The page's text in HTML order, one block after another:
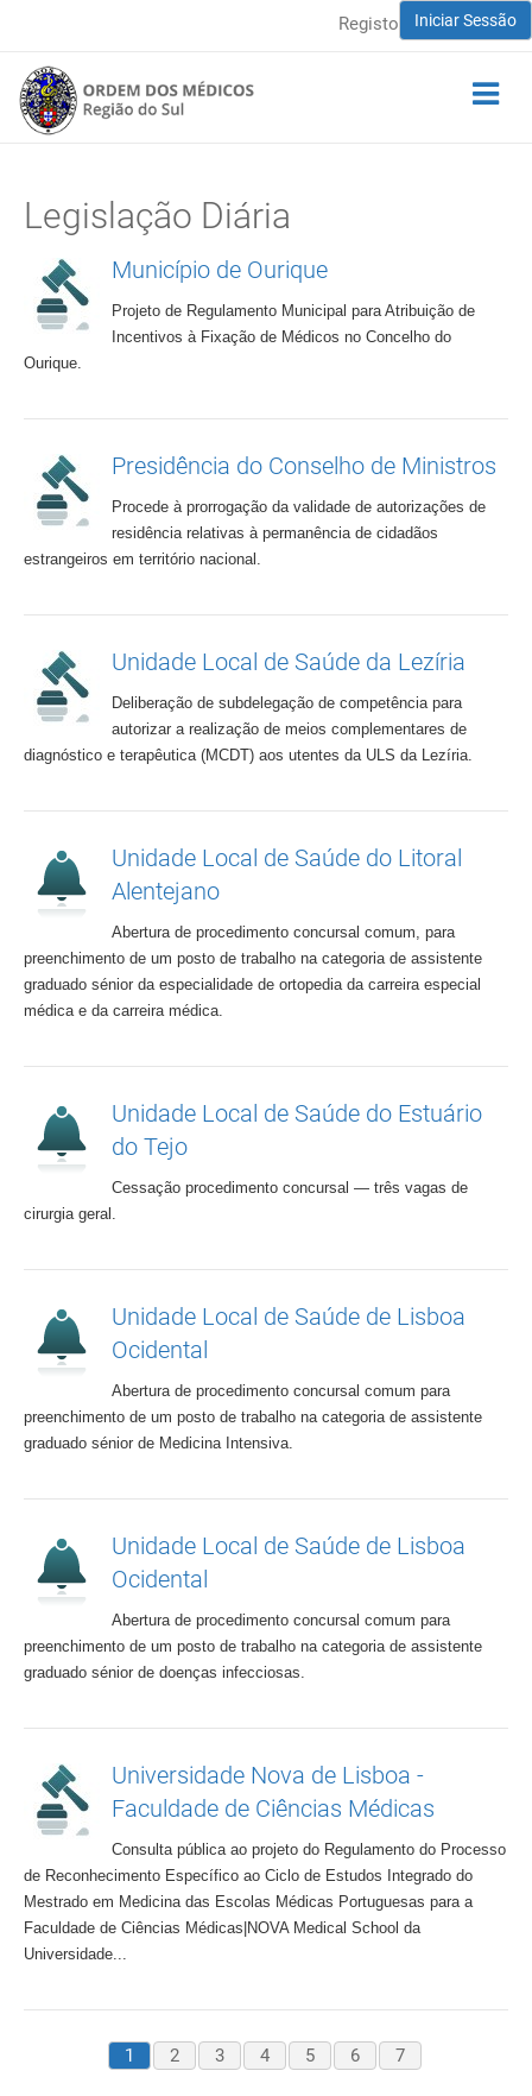
Iniciar Sessão
Registo
Legislação Diária
Município de Ourique
Projeto de Regulamento Municipal para Atribuição de
Incentivos à Fixação de Médicos no Concelho do
Ourique.
Presidência do Conselho de Ministros
Procede à prorrogação da validade de autorizações de
residência relativas à permanência de cidadãos
estrangeiros em território nacional.
Unidade Local de Saúde da Lezíria
Deliberação de subdelegação de competência para
autorizar a realização de meios complementares de
diagnóstico e terapêutica (MCDT) aos utentes da ULS da Lezíria.
Unidade Local de Saúde do Litoral
Alentejano
Abertura de procedimento concursal comum, para
preenchimento de um posto de trabalho na categoria de assistente
graduado sénior da especialidade de ortopedia da carreira especial
médica e da carreira médica.
Unidade Local de Saúde do Estuário
do Tejo
Cessação procedimento concursal ― três vagas de
cirurgia geral.
Unidade Local de Saúde de Lisboa
Ocidental
Abertura de procedimento concursal comum para
preenchimento de um posto de trabalho na categoria de assistente
graduado sénior de Medicina Intensiva.
Unidade Local de Saúde de Lisboa
Ocidental
Abertura de procedimento concursal comum para
preenchimento de um posto de trabalho na categoria de assistente
graduado sénior de doenças infecciosas.
Universidade Nova de Lisboa -
Faculdade de Ciências Médicas
Consulta pública ao projeto do Regulamento do Processo
de Reconhecimento Específico ao Ciclo de Estudos Integrado do
Mestrado em Medicina das Escolas Médicas Portuguesas para a
Faculdade de Ciências Médicas|NOVA Medical School da
Universidade...
1 2 3 4 5 6 7